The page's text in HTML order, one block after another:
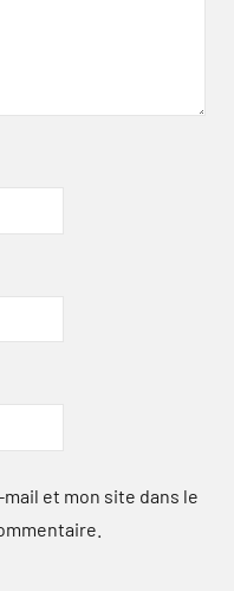
et mon site dans le